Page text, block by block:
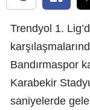
Trendyol 1.
Bandırmaspor
Karabekir
saniyelerde